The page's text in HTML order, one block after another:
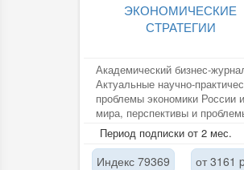
ЭКОНОМИЧЕСКИЕ
СТРАТЕГИИ
Академический бизнес-
Актуальные научно-
проблемы экономики России и
мира, перспективы и
развития стран и регионов,...
Период подписки от 2 мес.
Индекс 79369 от 3161